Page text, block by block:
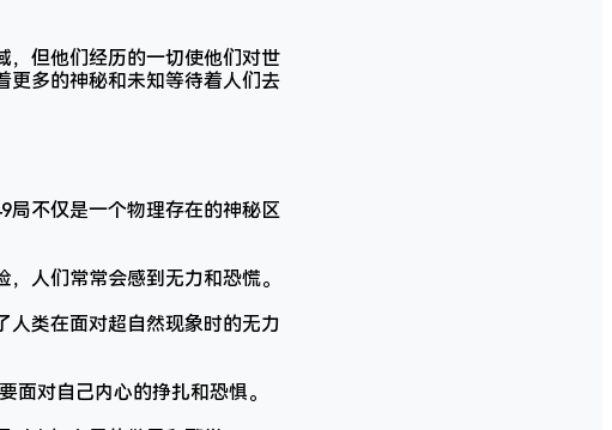
，但他们经历的一切使他们对世
更多的神秘和未知等待着人们去
局不仅是一个物理存在的神秘区
人们常常会感到无力和恐慌。
人类在面对超自然现象时的无力
面对自己内心的挣扎和恐惧。